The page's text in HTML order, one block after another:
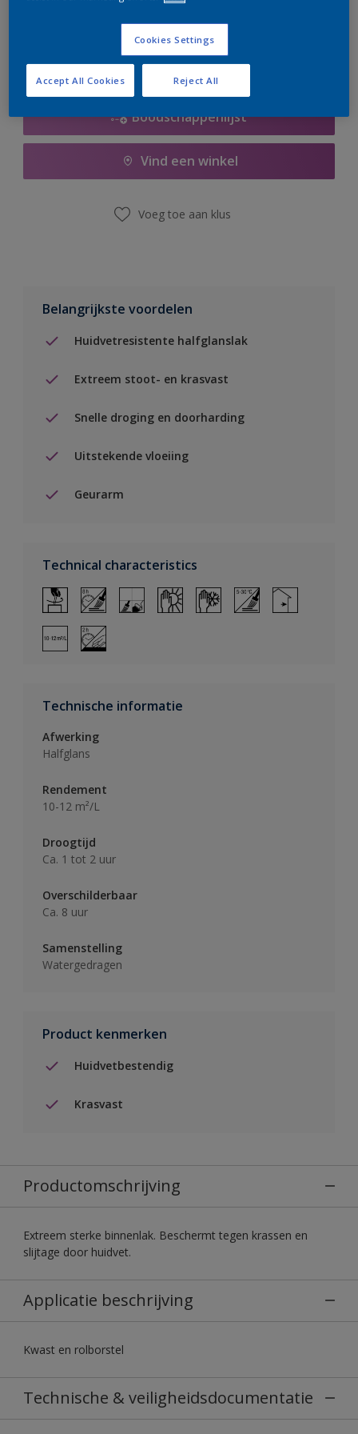
Boodschappenlijst
Vind een winkel
Voeg toe aan klus
Belangrijkste voordelen
Huidvetresistente halfglanslak
Extreem stoot- en krasvast
Snelle droging en doorharding
Uitstekende vloeiing
Geurarm
Technical characteristics
Technische informatie
Afwerking
Halfglans
Rendement
10-12 m²/L
Droogtijd
Ca. 1 tot 2 uur
Overschilderbaar
Ca. 8 uur
Samenstelling
Watergedragen
Product kenmerken
Huidvetbestendig
Krasvast
Productomschrijving
Extreem sterke binnenlak. Beschermt tegen krassen en
slijtage door huidvet.
Applicatie beschrijving
Kwast en rolborstel
Technische & veiligheidsdocumentatie
Cookies Settings
Reject All
Accept All Cookies